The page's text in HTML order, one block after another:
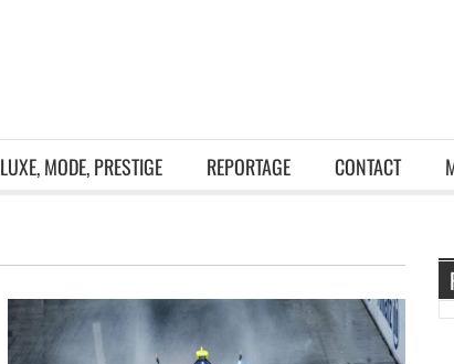
LUXE, MODE, PRESTIGE REPORTAGE CONTACT